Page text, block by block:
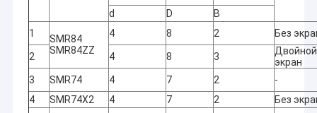
d D
B
1
SMR84
SMR84ZZ
4 8 2 Без
2 4 8 3
Двойной
экран
3
SMR74 4 7 2
-
4
SMR74X2 4 7 2
Без